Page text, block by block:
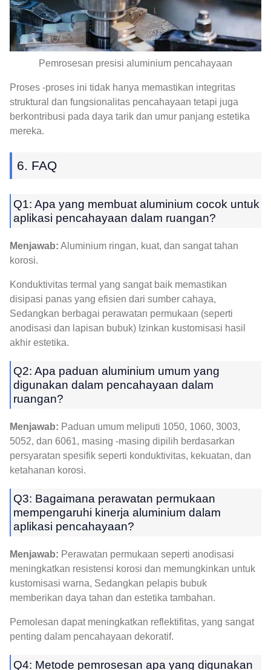
Pemrosesan presisi aluminium pencahayaan
Proses -proses ini tidak hanya memastikan integritas
struktural dan fungsionalitas pencahayaan tetapi juga
berkontribusi pada daya tarik dan umur panjang estetika
mereka.
6. FAQ
Q1: Apa yang membuat aluminium cocok untuk
aplikasi pencahayaan dalam ruangan?
Menjawab: Aluminium ringan, kuat, dan sangat tahan
korosi.
Konduktivitas termal yang sangat baik memastikan
disipasi panas yang efisien dari sumber cahaya,
Sedangkan berbagai perawatan permukaan (seperti
anodisasi dan lapisan bubuk) Izinkan kustomisasi hasil
akhir estetika.
Q2: Apa paduan aluminium umum yang
digunakan dalam pencahayaan dalam
ruangan?
Menjawab: Paduan umum meliputi 1050, 1060, 3003,
5052, dan 6061, masing -masing dipilih berdasarkan
persyaratan spesifik seperti konduktivitas, kekuatan, dan
ketahanan korosi.
Q3: Bagaimana perawatan permukaan
mempengaruhi kinerja aluminium dalam
aplikasi pencahayaan?
Menjawab: Perawatan permukaan seperti anodisasi
meningkatkan resistensi korosi dan memungkinkan untuk
kustomisasi warna, Sedangkan pelapis bubuk
memberikan daya tahan dan estetika tambahan.
Pemolesan dapat meningkatkan reflektifitas, yang sangat
penting dalam pencahayaan dekoratif.
Q4: Metode pemrosesan apa yang digunakan